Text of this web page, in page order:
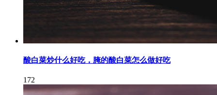
酸白菜炒什么好吃，腌的酸白菜怎么做好吃
172